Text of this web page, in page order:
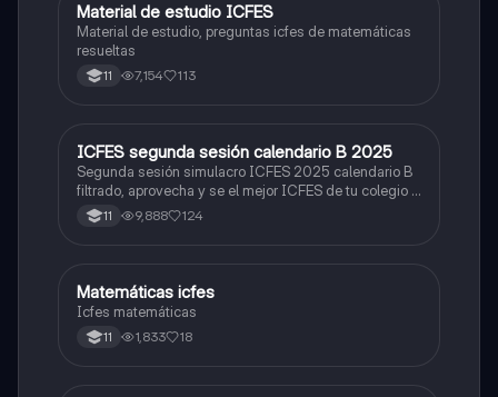
ICFES: Matemáticas
Material de estudio ICFES
Material de estudio, preguntas icfes de matemáticas
resueltas
11 7,154 113
ICFES: Lectura Crítica
ICFES segunda sesión calendario B 2025
Segunda sesión simulacro ICFES 2025 calendario B
filtrado, aprovecha y se el mejor ICFES de tu colegio y
poder ingresar a universidad, y estudiar aquella
carrera con la que tanto sueñas.
11 9,888 124
ICFES: Matemáticas
Matemáticas icfes
Icfes matemáticas
11 1,833 18